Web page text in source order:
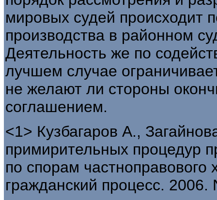
мировых судей происходит
производства в районном
Деятельность же по
лучшем случае
не желают ли стороны
соглашением.
<1> Кузбагаров А.,
примирительных процедур
по спорам
гражданский процесс. 2006.